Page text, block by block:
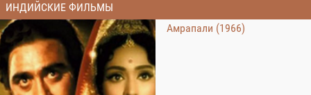
ИНДИЙСКИЕ ФИЛЬМЫ
Амрапали (1966)